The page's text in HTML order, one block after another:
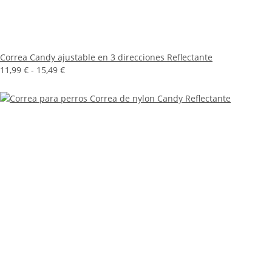
Correa Candy ajustable en 3 direcciones Reflectante
11,99 € - 15,49 €